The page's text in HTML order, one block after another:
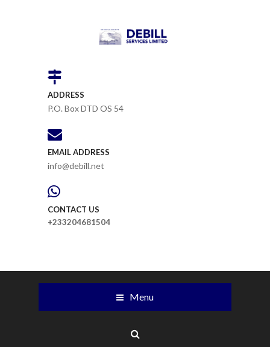
ADDRESS
P.O. Box DTD OS 54
EMAIL ADDRESS
info@debill.net
CONTACT US
+233204681504
Menu